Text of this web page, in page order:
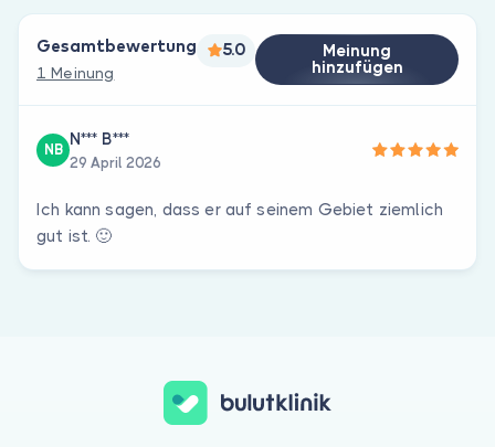
Gesamtbewertung
1 Meinung
5.0
Meinung
hinzufügen
NB
N*** B***
29 April 2026
Ich kann sagen, dass er auf seinem Gebiet ziemlich
gut ist. 🙂